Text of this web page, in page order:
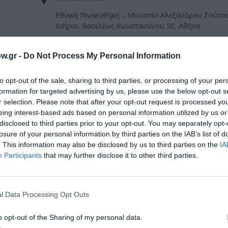
- Do Not Process My Personal Information
opt-out of the sale, sharing to third parties, or processing of your
for targeted advertising by us, please use the below opt-out
selection. Please note that after your opt-out request is processed
interest-based ads based on personal information utilized by us
to third parties prior to your opt-out. You may separately
of your personal information by third parties on the IAB’s list of
This information may also be disclosed by us to third parties on the
Participants that may further disclose it to other third parties.
Data Processing Opt Outs
opt-out of the Sharing of my personal data.
Εθνική Πινακοθήκη – Μουσείο Αλεξάνδρου
Κτήριο, Βασιλέως Κωνσταντίνου 50, Αθήνα
πρώτοι όλες τις ειδήσεις
στοCulturenow.gr
ΕΙΚΑΣΤΙΚΕΣ ΕΚΘΕΣΕΙΣ ΕΚΘΕΣΗ ΖΩΓΡΑΦΙΚΗΣ